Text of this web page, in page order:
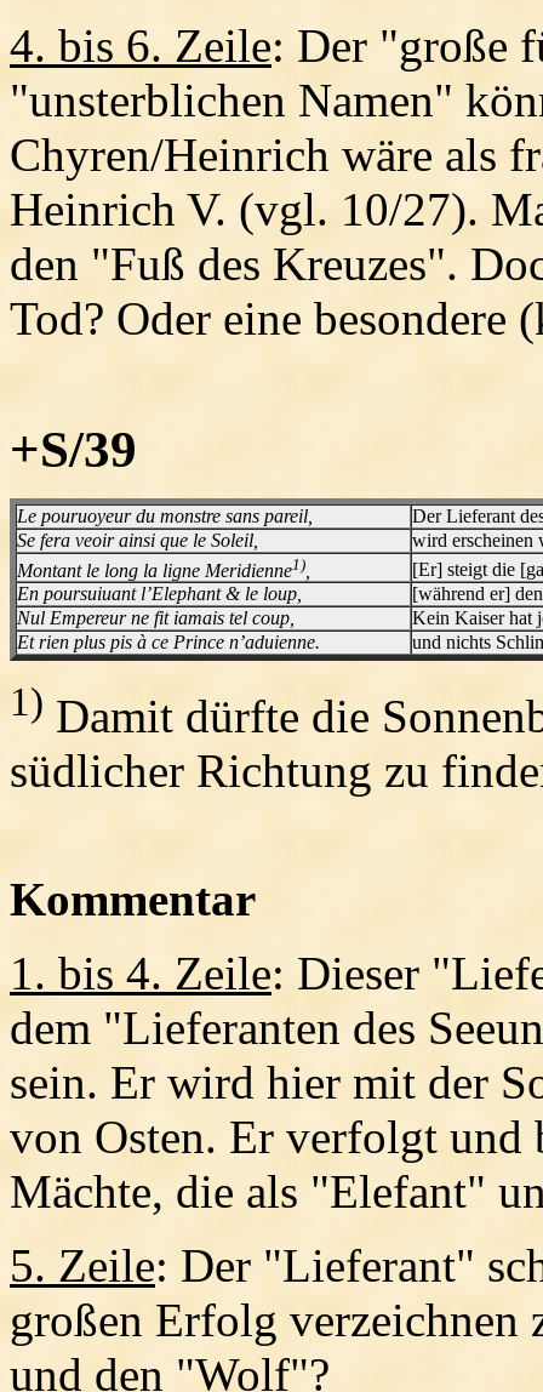
4. bis 6. Zeile: Der "große
"unsterblichen Namen"
Chyren/Heinrich wäre als
Heinrich V. (vgl. 10/27).
den "Fuß des Kreuzes".
Tod? Oder eine besondere
+S/39
Le pouruoyeur du monstre sans pareil,
Der Lieferant
Se fera veoir ainsi que le Soleil,
wird erscheinen
Montant le long la ligne Meridienne1)
[Er] steigt die
En poursuiuant l’Elephant & le loup,
[während er]
Nul Empereur ne fit iamais tel coup,
Kein Kaiser hat
Et rien plus pis à ce Prince n’aduienne.
und nichts
1) Damit dürfte die
südlicher Richtung zu
Kommentar
1. bis 4. Zeile: Dieser
dem "Lieferanten des
sein. Er wird hier mit der
von Osten. Er verfolgt und
Mächte, die als "Elefant"
5. Zeile: Der "Lieferant"
großen Erfolg verzeichnen
und den "Wolf"?